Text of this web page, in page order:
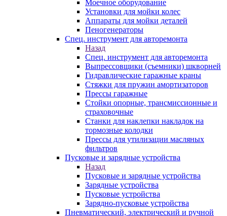
Моечное оборудование
Установки для мойки колес
Аппараты для мойки деталей
Пеногенераторы
Спец. инструмент для авторемонта
Назад
Спец. инструмент для авторемонта
Выпрессовщики (съемники) шкворней
Гидравлические гаражные краны
Стяжки для пружин амортизаторов
Прессы гаражные
Стойки опорные, трансмиссионные и
страховочные
Станки для наклепки накладок на
тормозные колодки
Прессы для утилизации масляных
фильтров
Пусковые и зарядные устройства
Назад
Пусковые и зарядные устройства
Зарядные устройства
Пусковые устройства
Зарядно-пусковые устройства
Пневматический, электрический и ручной